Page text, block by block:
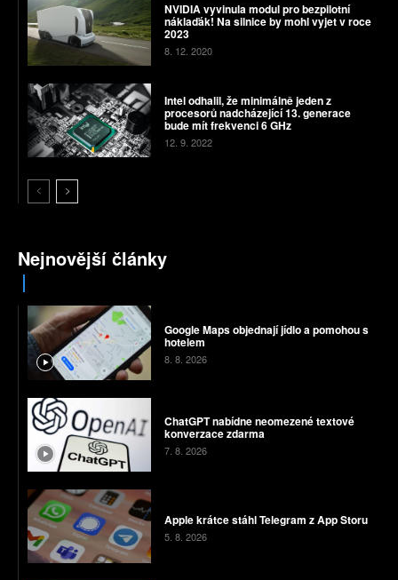
NVIDIA vyvinula modul pro bezpilotní
náklaďák! Na silnice by mohl vyjet v roce
2023
8. 12. 2020
Intel odhalil, že minimálně jeden z
procesorů nadcházející 13. generace
bude mít frekvenci 6 GHz
12. 9. 2022
Nejnovější články
Google Maps objednají jídlo a pomohou s
hotelem
8. 8. 2026
ChatGPT nabídne neomezené textové
konverzace zdarma
7. 8. 2026
Apple krátce stáhl Telegram z App Storu
5. 8. 2026